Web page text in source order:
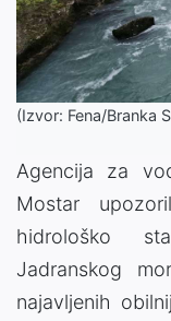
(Izvor: Fena/Branka
Agencija za
Mostar
hidrološko
Jadranskog
najavljenih